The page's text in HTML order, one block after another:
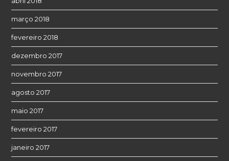
março 2018
fevereiro 2018
dezembro 2017
novembro 2017
agosto 2017
maio 2017
fevereiro 2017
janeiro 2017